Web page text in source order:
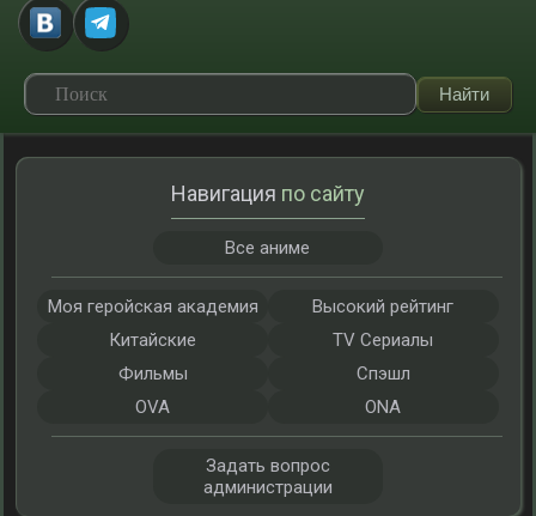
Навигация по сайту
Все аниме
Моя геройская академия
Высокий рейтинг
Китайские
TV Сериалы
Фильмы
Спэшл
OVA
ONA
Задать вопрос
администрации